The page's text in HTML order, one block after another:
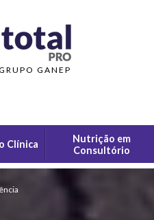
GANEP
Clínica
Nutrição em
Consultório